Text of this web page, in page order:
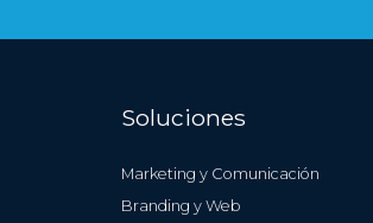
Soluciones
Marketing y Comunicación
Branding y Web